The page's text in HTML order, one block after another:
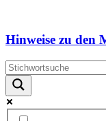
Hinweise zu den